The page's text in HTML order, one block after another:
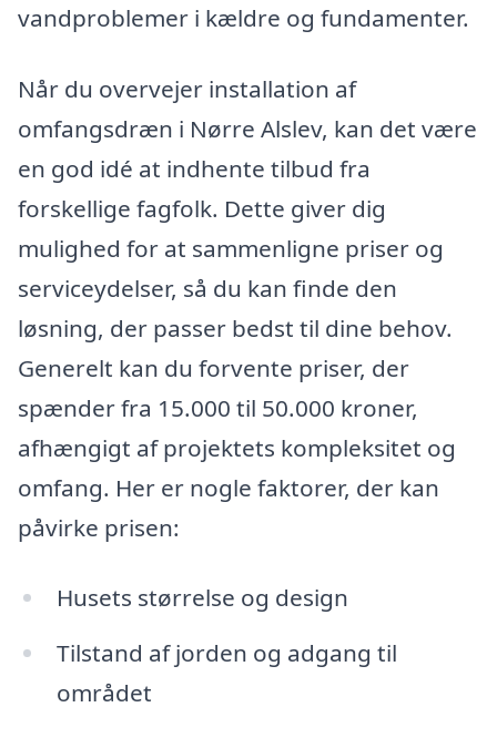
vandproblemer i kældre og fundamenter.
Når du overvejer installation af
omfangsdræn i Nørre Alslev, kan det være
en god idé at indhente tilbud fra
forskellige fagfolk. Dette giver dig
mulighed for at sammenligne priser og
serviceydelser, så du kan finde den
løsning, der passer bedst til dine behov.
Generelt kan du forvente priser, der
spænder fra 15.000 til 50.000 kroner,
afhængigt af projektets kompleksitet og
omfang. Her er nogle faktorer, der kan
påvirke prisen:
Husets størrelse og design
Tilstand af jorden og adgang til
området